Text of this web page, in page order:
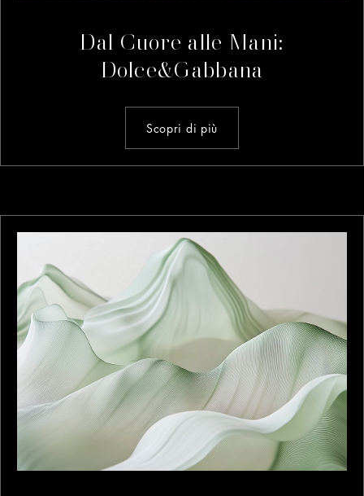
Dal Cuore alle Mani:
Dolce&Gabbana
Scopri di più